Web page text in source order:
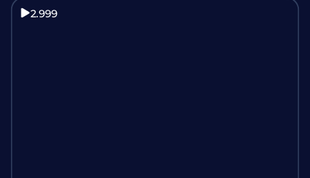
2.999